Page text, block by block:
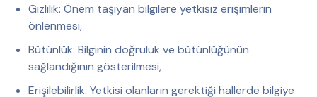
Gizlilik: Önem taşıyan bilgilere yetkisiz erişimlerin
önlenmesi,
Bütünlük: Bilginin doğruluk ve bütünlüğünün
sağlandığının gösterilmesi,
Erişilebilirlik: Yetkisi olanların gerektiği hallerde bilgiye